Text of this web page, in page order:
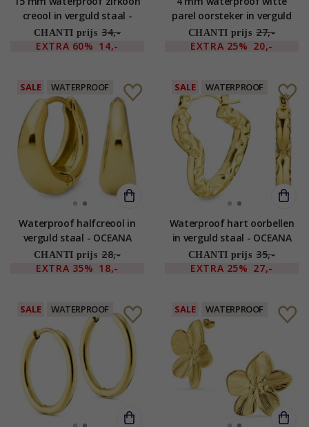
creool in verguld staal -
OCEANA
CHANTI prijs 34,-
EXTRA 60% 14,-
parel oorsteker in verguld
staal - OCEANA
CHANTI prijs 27,-
EXTRA 25% 20,-
SALE WATERPROOF
Waterproof halfcreool in
verguld staal - OCEANA
CHANTI prijs 28,-
EXTRA 35% 18,-
SALE WATERPROOF
Waterproof hart oorbellen
in verguld staal - OCEANA
CHANTI prijs 35,-
EXTRA 25% 27,-
SALE WATERPROOF SALE WATERPROOF